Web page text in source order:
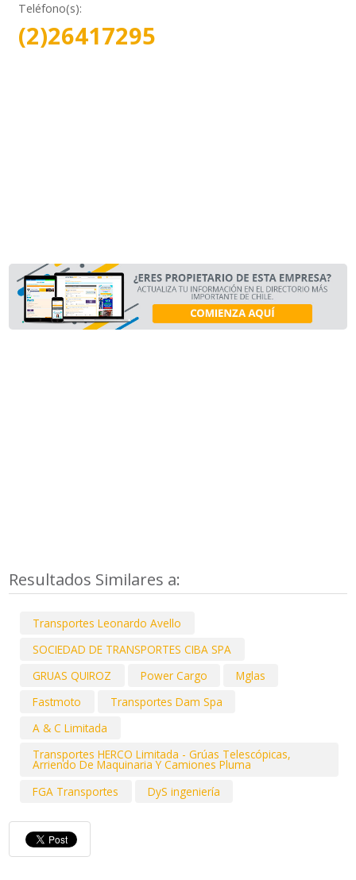
Teléfono(s):
(2)26417295
Resultados Similares a:
Transportes Leonardo Avello
SOCIEDAD DE TRANSPORTES CIBA SPA
GRUAS QUIROZ
Power Cargo
Mglas
Fastmoto
Transportes Dam Spa
A & C Limitada
Transportes HERCO Limitada - Grúas Telescópicas,
Arriendo De Maquinaria Y Camiones Pluma
FGA Transportes
DyS ingeniería